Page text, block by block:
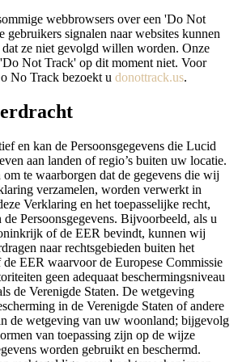
webbrowsers over een 'Do Not
gebruikers signalen naar websites kunnen
dat ze niet gevolgd willen worden. Onze
Not Track' op dit moment niet. Voor
No Track bezoekt u donottrack.us⁠⁠⁠.
en kan de Persoonsgegevens die Lucid
aan landen of regio’s buiten uw locatie.
te waarborgen dat de gegevens die wij
verzamelen, worden verwerkt in
Verklaring en het toepasselijke recht,
Persoonsgegevens. Bijvoorbeeld, als u
of de EER bevindt, kunnen wij
naar rechtsgebieden buiten het
EER waarvoor de Europese Commissie
geen adequaat beschermingsniveau
de Verenigde Staten. De wetgeving
in de Verenigde Staten of andere
de wetgeving van uw woonland; bijgevolg
van toepassing zijn op de wijze
worden gebruikt en beschermd.